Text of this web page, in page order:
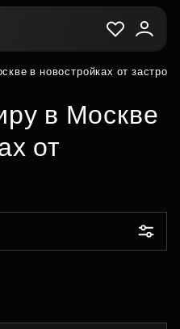
в новостройках от
в Москве
от